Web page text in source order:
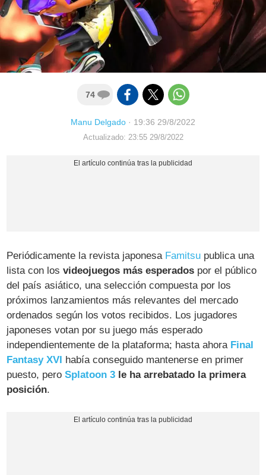
74
Manu Delgado · 19:36 29/8/2022
Actualizado: 23:55 29/8/2022
Periódicamente la revista japonesa Famitsu publica una
lista con los videojuegos más esperados por el público
del país asiático, una selección compuesta por los
próximos lanzamientos más relevantes del mercado
ordenados según los votos recibidos. Los jugadores
japoneses votan por su juego más esperado
independientemente de la plataforma; hasta ahora Final
Fantasy XVI había conseguido mantenerse en primer
puesto, peroSplatoon 3 le ha arrebatado la primera
posición.